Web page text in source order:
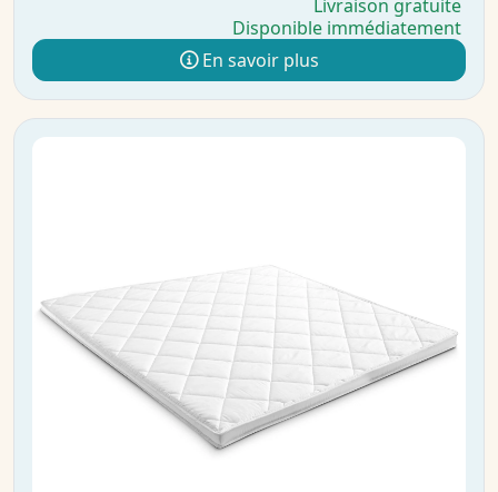
Livraison gratuite
Disponible immédiatement
En savoir plus